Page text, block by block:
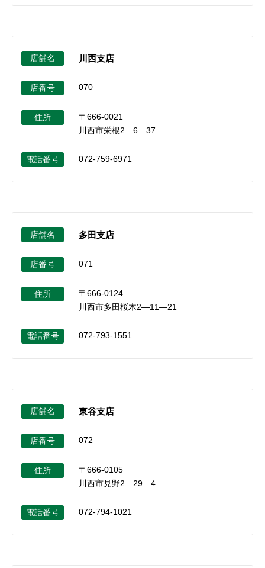
店舗名 川西支店
店番号 070
住所
〒666-0021
川西市栄根2―6―37
電話番号 072-759-6971
店舗名 多田支店
店番号 071
住所
〒666-0124
川西市多田桜木2―11―21
電話番号 072-793-1551
店舗名 東谷支店
店番号 072
住所
〒666-0105
川西市見野2―29―4
電話番号 072-794-1021